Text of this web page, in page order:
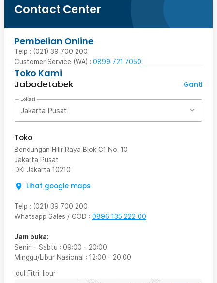
Contact Center
Pembelian Online
Telp : (021) 39 700 200
Customer Service (WA) : 0899 721 7050
Toko Kami
Jabodetabek
Ganti
Lokasi
Jakarta Pusat
Toko
Bendungan Hilir Raya Blok G1 No. 10
Jakarta Pusat
DKI Jakarta 10210
Lihat google maps
Telp : (021) 39 700 200
Whatsapp Sales / COD : 0896 135 222 00
Jam buka:
Senin - Sabtu : 09:00 - 20:00
Minggu/Libur Nasional : 12:00 - 20:00
Idul Fitri: libur